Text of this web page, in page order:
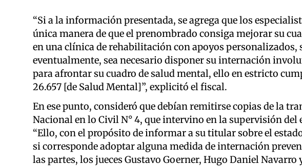
“Si a la información presentada, se agrega que los
única manera de que el prenombrado consiga mejorar su
en una clínica de rehabilitación con apoyos personalizados,
eventualmente, sea necesario disponer su internación
para afrontar su cuadro de salud mental, ello en estricto
26.657 [de Salud Mental]”, explicitó el fiscal.
En ese punto, consideró que debían remitirse copias de la
Nacional en lo Civil N° 4, que intervino en la supervisión del
“Ello, con el propósito de informar a su titular sobre el
si corresponde adoptar alguna medida de internación
las partes, los jueces Gustavo Goerner, Hugo Daniel